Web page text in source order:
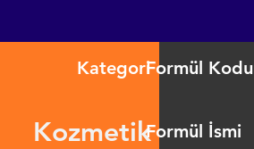
Kategori
Kozmetik
Formül Kodu
Formül İsmi